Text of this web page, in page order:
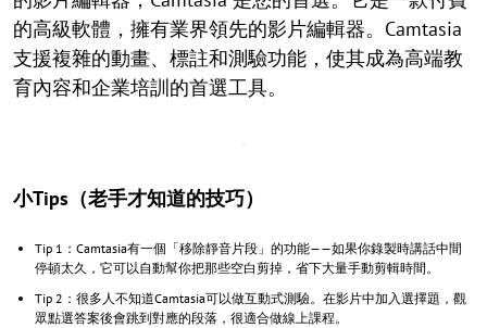
的高級軟體，擁有業界領先的影片編輯器。Camtasia
支援複雜的動畫、標註和測驗功能，使其成為高端教
育內容和企業培訓的首選工具。
小Tips（老手才知道的技巧）
Tip 1：Camtasia有一個「移除靜音片段」的功能——如果你錄製時講話中間
停頓太久，它可以自動幫你把那些空白剪掉，省下大量手動剪輯時間。
Tip 2：很多人不知道Camtasia可以做互動式測驗。在影片中加入選擇題，觀
眾點選答案後會跳到對應的段落，很適合做線上課程。